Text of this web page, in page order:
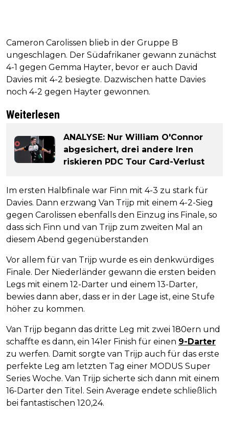
Cameron Carolissen blieb in der Gruppe B
ungeschlagen. Der Südafrikaner gewann zunächst
4-1 gegen Gemma Hayter, bevor er auch David
Davies mit 4-2 besiegte. Dazwischen hatte Davies
noch 4-2 gegen Hayter gewonnen.
Weiterlesen
ANALYSE: Nur William O'Connor
abgesichert, drei andere Iren
riskieren PDC Tour Card-Verlust
Im ersten Halbfinale war Finn mit 4-3 zu stark für
Davies. Dann erzwang Van Trijp mit einem 4-2-Sieg
gegen Carolissen ebenfalls den Einzug ins Finale, so
dass sich Finn und van Trijp zum zweiten Mal an
diesem Abend gegenüberstanden
Vor allem für van Trijp wurde es ein denkwürdiges
Finale. Der Niederländer gewann die ersten beiden
Legs mit einem 12-Darter und einem 13-Darter,
bewies dann aber, dass er in der Lage ist, eine Stufe
höher zu kommen.
Van Trijp begann das dritte Leg mit zwei 180ern und
schaffte es dann, ein 141er Finish für einen 9-Darter
zu werfen. Damit sorgte van Trijp auch für das erste
perfekte Leg am letzten Tag einer MODUS Super
Series Woche. Van Trijp sicherte sich dann mit einem
16-Darter den Titel. Sein Average endete schließlich
bei fantastischen 120,24.